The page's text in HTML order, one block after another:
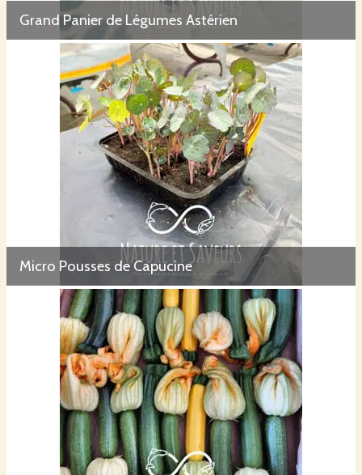
Grand Panier de Légumes Astérien
Micro Pousses de Capucine